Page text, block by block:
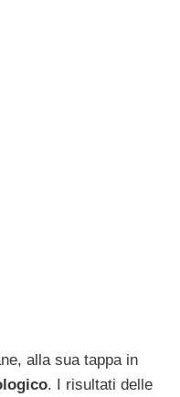
alla sua tappa in
. I risultati delle